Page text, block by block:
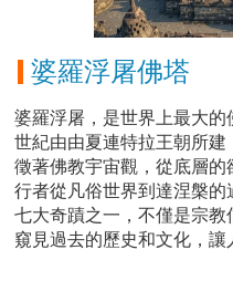
婆羅浮屠佛塔
婆羅浮屠，是世界上最大
世紀由由夏連特拉王朝所
徵著佛教宇宙觀，從底層
行者從凡俗世界到達涅槃
七大奇蹟之一，不僅是宗
窺見過去的歷史和文化，讓